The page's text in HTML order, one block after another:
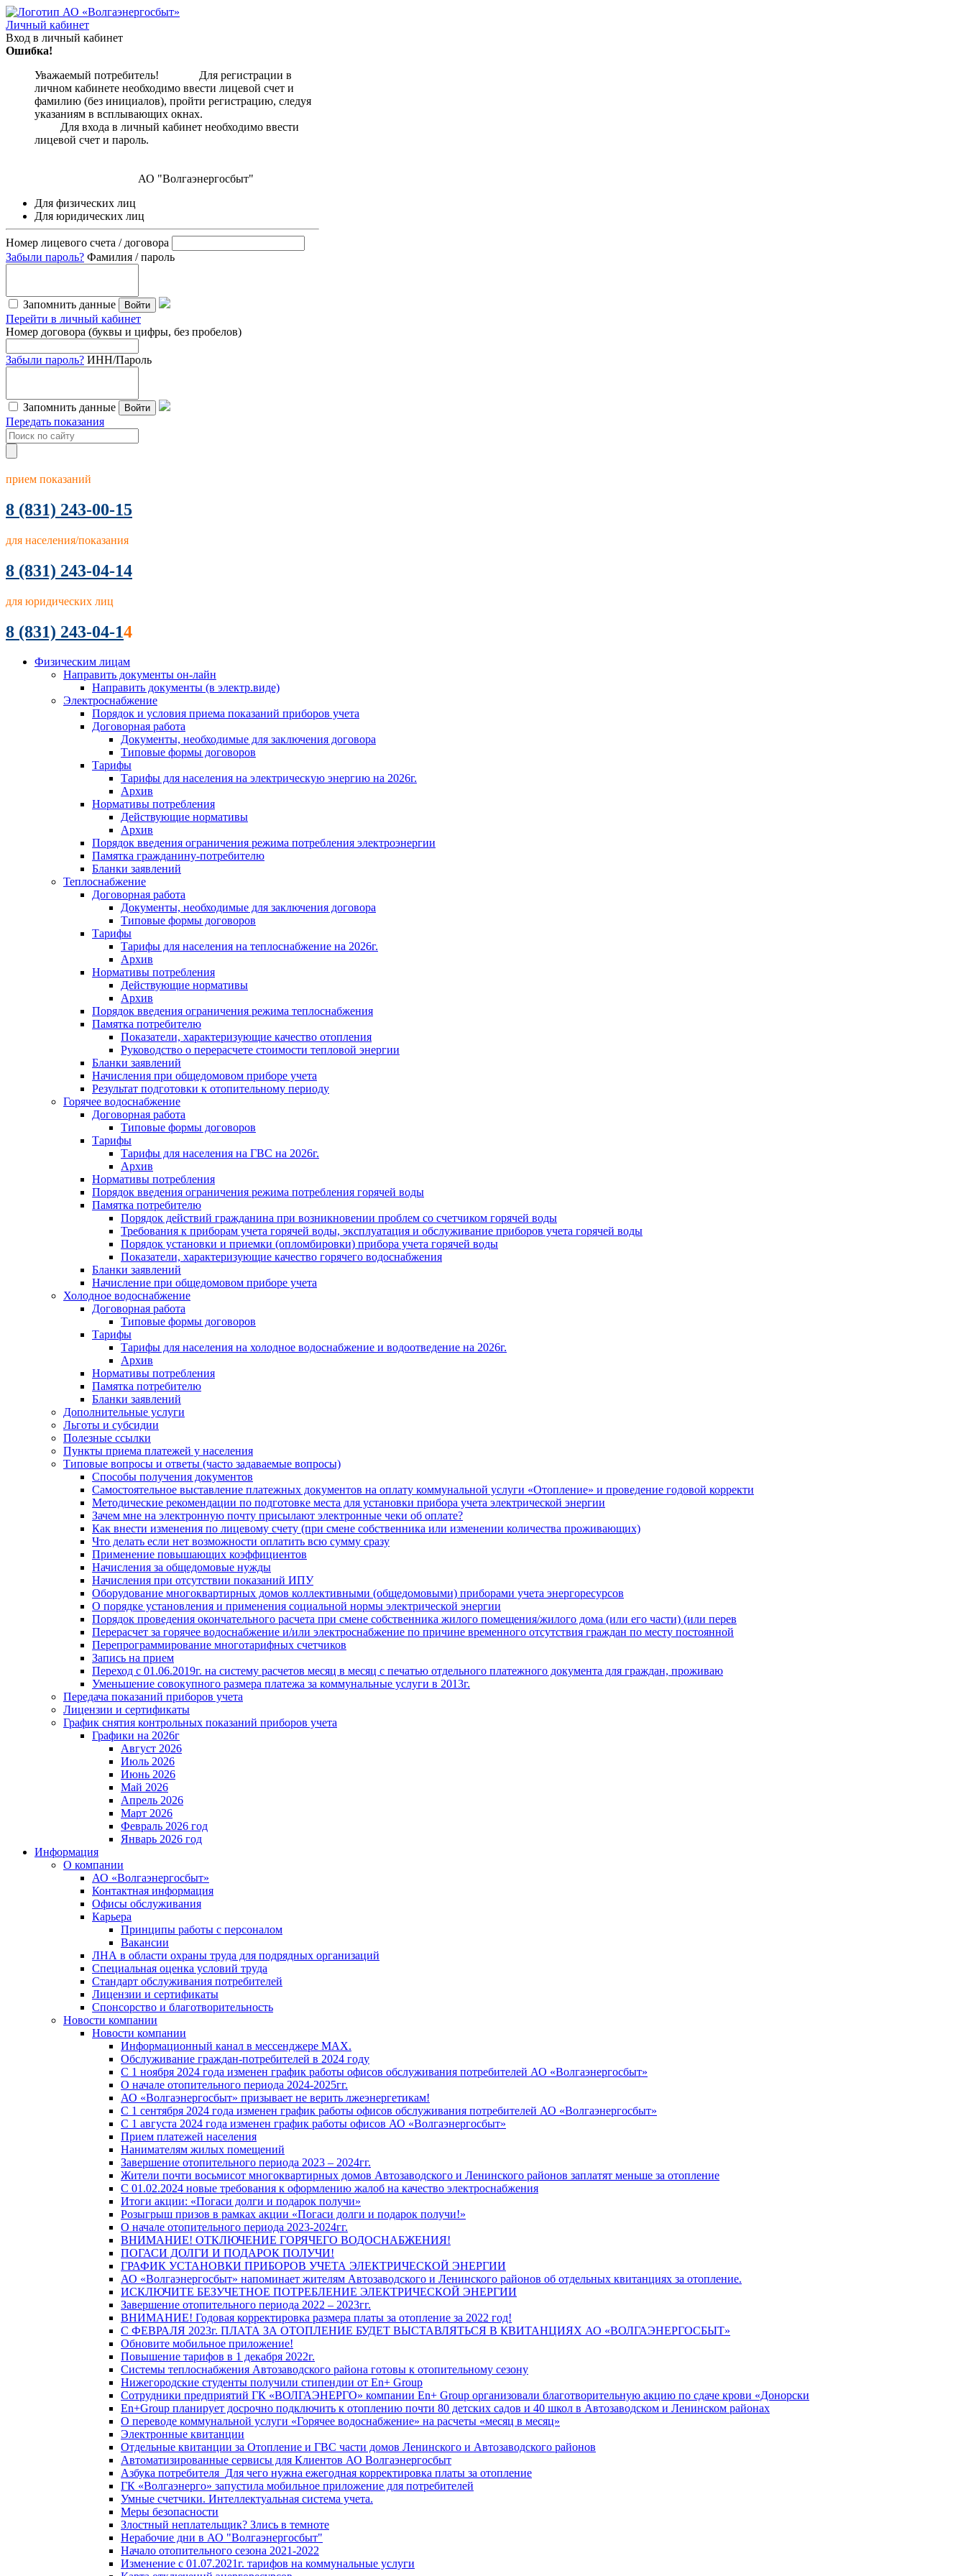
Личный кабинет
Вход в личный кабинет
Ошибка!
Уважаемый потребитель! Для регистрации в
личном кабинете необходимо ввести лицевой счет и
фамилию (без инициалов), пройти регистрацию, следуя
указаниям в всплывающих окнах.
Для входа в личный кабинет необходимо ввести
лицевой счет и пароль.
АО "Волгаэнергосбыт"
Для физических лиц
Для юридических лиц
Номер лицевого счета / договора
Забыли пароль? Фамилия / пароль
Запомнить данные Войти
Перейти в личный кабинет
Номер договора (буквы и цифры, без пробелов)
Забыли пароль? ИНН/Пароль
Запомнить данные Войти
Передать показания
прием показаний
8 (831) 243-00-15
для населения/показания
8 (831) 243-04-14
для юридических лиц
8 (831) 243-04-14
Физическим лицам
Направить документы он-лайн
Направить документы (в электр.виде)
Электроснабжение
Порядок и условия приема показаний приборов учета
Договорная работа
Документы, необходимые для заключения договора
Типовые формы договоров
Тарифы
Тарифы для населения на электрическую энергию на 2026г.
Архив
Нормативы потребления
Действующие нормативы
Архив
Порядок введения ограничения режима потребления электроэнергии
Памятка гражданину-потребителю
Бланки заявлений
Теплоснабжение
Договорная работа
Документы, необходимые для заключения договора
Типовые формы договоров
Тарифы
Тарифы для населения на теплоснабжение на 2026г.
Архив
Нормативы потребления
Действующие нормативы
Архив
Порядок введения ограничения режима теплоснабжения
Памятка потребителю
Показатели, характеризующие качество отопления
Руководство о перерасчете стоимости тепловой энергии
Бланки заявлений
Начисления при общедомовом приборе учета
Результат подготовки к отопительному периоду
Горячее водоснабжение
Договорная работа
Типовые формы договоров
Тарифы
Тарифы для населения на ГВС на 2026г.
Архив
Нормативы потребления
Порядок введения ограничения режима потребления горячей воды
Памятка потребителю
Порядок действий гражданина при возникновении проблем со счетчиком горячей воды
Требования к приборам учета горячей воды, эксплуатация и обслуживание приборов учета горячей воды
Порядок установки и приемки (опломбировки) прибора учета горячей воды
Показатели, характеризующие качество горячего водоснабжения
Бланки заявлений
Начисление при общедомовом приборе учета
Холодное водоснабжение
Договорная работа
Типовые формы договоров
Тарифы
Тарифы для населения на холодное водоснабжение и водоотведение на 2026г.
Архив
Нормативы потребления
Памятка потребителю
Бланки заявлений
Дополнительные услуги
Льготы и субсидии
Полезные ссылки
Пункты приема платежей у населения
Типовые вопросы и ответы (часто задаваемые вопросы)
Способы получения документов
Самостоятельное выставление платежных документов на оплату коммунальной услуги «Отопление» и проведение годовой корректи
Методические рекомендации по подготовке места для установки прибора учета электрической энергии
Зачем мне на электронную почту присылают электронные чеки об оплате?
Как внести изменения по лицевому счету (при смене собственника или изменении количества проживающих)
Что делать если нет возможности оплатить всю сумму сразу
Применение повышающих коэффициентов
Начисления за общедомовые нужды
Начисления при отсутствии показаний ИПУ
Оборудование многоквартирных домов коллективными (общедомовыми) приборами учета энергоресурсов
О порядке установления и применения социальной нормы электрической энергии
Порядок проведения окончательного расчета при смене собственника жилого помещения/жилого дома (или его части) (или перев
Перерасчет за горячее водоснабжение и/или электроснабжение по причине временного отсутствия граждан по месту постоянной
Перепрограммирование многотарифных счетчиков
Запись на прием
Переход с 01.06.2019г. на систему расчетов месяц в месяц с печатью отдельного платежного документа для граждан, проживаю
Уменьшение совокупного размера платежа за коммунальные услуги в 2013г.
Передача показаний приборов учета
Лицензии и сертификаты
График снятия контрольных показаний приборов учета
Графики на 2026г
Август 2026
Июль 2026
Июнь 2026
Май 2026
Апрель 2026
Март 2026
Февраль 2026 год
Январь 2026 год
Информация
О компании
АО «Волгаэнергосбыт»
Контактная информация
Офисы обслуживания
Карьера
Принципы работы с персоналом
Вакансии
ЛНА в области охраны труда для подрядных организаций
Специальная оценка условий труда
Стандарт обслуживания потребителей
Лицензии и сертификаты
Спонсорство и благотворительность
Новости компании
Новости компании
Информационный канал в мессенджере MAX.
Обслуживание граждан-потребителей в 2024 году
С 1 ноября 2024 года изменен график работы офисов обслуживания потребителей АО «Волгаэнергосбыт»
О начале отопительного периода 2024-2025гг.
АО «Волгаэнергосбыт» призывает не верить лжеэнергетикам!
С 1 сентября 2024 года изменен график работы офисов обслуживания потребителей АО «Волгаэнергосбыт»
С 1 августа 2024 года изменен график работы офисов АО «Волгаэнергосбыт»
Прием платежей населения
Нанимателям жилых помещений
Завершение отопительного периода 2023 – 2024гг.
Жители почти восьмисот многоквартирных домов Автозаводского и Ленинского районов заплатят меньше за отопление
С 01.02.2024 новые требования к оформлению жалоб на качество электроснабжения
Итоги акции: «Погаси долги и подарок получи»
Розыгрыш призов в рамках акции «Погаси долги и подарок получи!»
О начале отопительного периода 2023-2024гг.
ВНИМАНИЕ! ОТКЛЮЧЕНИЕ ГОРЯЧЕГО ВОДОСНАБЖЕНИЯ!
ПОГАСИ ДОЛГИ И ПОДАРОК ПОЛУЧИ!
ГРАФИК УСТАНОВКИ ПРИБОРОВ УЧЕТА ЭЛЕКТРИЧЕСКОЙ ЭНЕРГИИ
АО «Волгаэнергосбыт» напоминает жителям Автозаводского и Ленинского районов об отдельных квитанциях за отопление.
ИСКЛЮЧИТЕ БЕЗУЧЕТНОЕ ПОТРЕБЛЕНИЕ ЭЛЕКТРИЧЕСКОЙ ЭНЕРГИИ
Завершение отопительного периода 2022 – 2023гг.
ВНИМАНИЕ! Годовая корректировка размера платы за отопление за 2022 год!
С ФЕВРАЛЯ 2023г. ПЛАТА ЗА ОТОПЛЕНИЕ БУДЕТ ВЫСТАВЛЯТЬСЯ В КВИТАНЦИЯХ АО «ВОЛГАЭНЕРГОСБЫТ»
Обновите мобильное приложение!
Повышение тарифов в 1 декабря 2022г.
Системы теплоснабжения Автозаводского района готовы к отопительному сезону
Нижегородские студенты получили стипендии от En+ Group
Сотрудники предприятий ГК «ВОЛГАЭНЕРГО» компании En+ Group организовали благотворительную акцию по сдаче крови «Донорски
En+Group планирует досрочно подключить к отоплению почти 80 детских садов и 40 школ в Автозаводском и Ленинском районах
О переводе коммунальной услуги «Горячее водоснабжение» на расчеты «месяц в месяц»
Электронные квитанции
Отдельные квитанции за Отопление и ГВС части домов Ленинского и Автозаводского районов
Автоматизированные сервисы для Клиентов АО Волгаэнергосбыт
Азбука потребителя_Для чего нужна ежегодная корректировка платы за отопление
ГК «Волгаэнерго» запустила мобильное приложение для потребителей
Умные счетчики. Интеллектуальная система учета.
Меры безопасности
Злостный неплательщик? Злись в темноте
Нерабочие дни в АО "Волгаэнергосбыт"
Начало отопительного сезона 2021-2022
Изменение с 01.07.2021г. тарифов на коммунальные услуги